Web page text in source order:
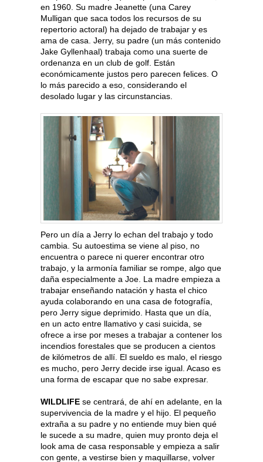
en 1960. Su madre Jeanette (una Carey
Mulligan que saca todos los recursos de su
repertorio actoral) ha dejado de trabajar y es
ama de casa. Jerry, su padre (un más contenido
Jake Gyllenhaal) trabaja como una suerte de
ordenanza en un club de golf. Están
económicamente justos pero parecen felices. O
lo más parecido a eso, considerando el
desolado lugar y las circunstancias.
Pero un día a Jerry lo echan del trabajo y todo
cambia. Su autoestima se viene al piso, no
encuentra o parece ni querer encontrar otro
trabajo, y la armonía familiar se rompe, algo que
daña especialmente a Joe. La madre empieza a
trabajar enseñando natación y hasta el chico
ayuda colaborando en una casa de fotografía,
pero Jerry sigue deprimido. Hasta que un día,
en un acto entre llamativo y casi suicida, se
ofrece a irse por meses a trabajar a contener los
incendios forestales que se producen a cientos
de kilómetros de allí. El sueldo es malo, el riesgo
es mucho, pero Jerry decide irse igual. Acaso es
una forma de escapar que no sabe expresar.
WILDLIFE se centrará, de ahí en adelante, en la
supervivencia de la madre y el hijo. El pequeño
extraña a su padre y no entiende muy bien qué
le sucede a su madre, quien muy pronto deja el
look ama de casa responsable y empieza a salir
con gente, a vestirse bien y maquillarse, volver